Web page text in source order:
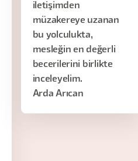
iletişimden
müzakereye uzanan
bu yolculukta,
mesleğin en değerli
becerilerini birlikte
inceleyelim.
Arda Arıcan